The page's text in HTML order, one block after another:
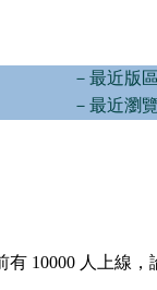
－最近版
－最近瀏
有 10000 人上線